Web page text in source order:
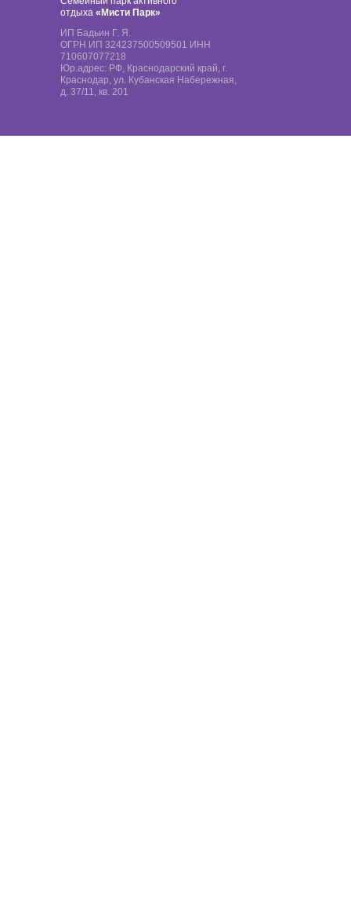
ИП Бадьин Г. Я.
ОГРН ИП 324237500509501 ИНН
710607077218
Юр.адрес: РФ, Краснодарский край, г.
Краснодар, ул. Кубанская Набережная,
д. 37/11, кв. 201
отдыха «Мисти Парк»